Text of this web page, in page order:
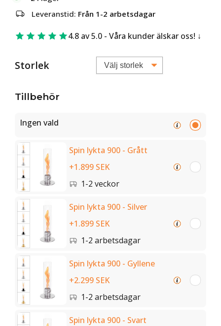
Leveranstid: Från 1-2 arbetsdagar
4.8 av 5.0 - Våra kunder älskar oss!
Storlek
Tillbehör
Ingen vald
Spin lykta 900 - Grått
+1.899 SEK
1-2 veckor
Spin lykta 900 - Silver
+1.899 SEK
1-2 arbetsdagar
Spin lykta 900 - Gyllene
+2.299 SEK
1-2 arbetsdagar
Spin lykta 900 - Svart